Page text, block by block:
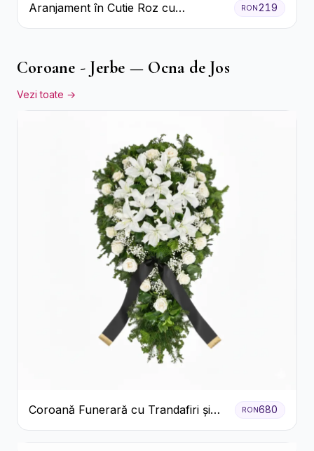
Aranjament în Cutie Roz cu
Crizanteme Albe și Lila
RON219
Coroane - Jerbe — Ocna de Jos
Vezi toate →
Coroană Funerară cu Trandafiri și
Crini
RON680